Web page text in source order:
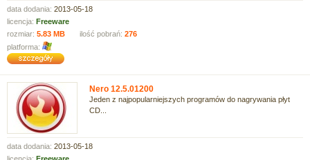
data dodania: 2013-05-18
licencja: Freeware
rozmiar: 5.83 MB ilość pobrań: 276
platforma:
Nero 12.5.01200
Jeden z najpopularniejszych programów do nagrywania płyt
CD...
data dodania: 2013-05-18